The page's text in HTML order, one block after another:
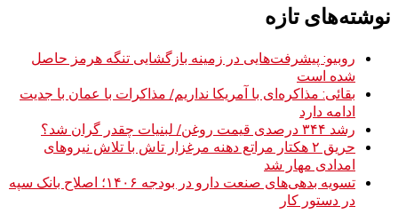
نوشته‌های تازه
روبیو: پیشرفت‌هایی در زمینه بازگشایی تنگه هرمز حاصل
شده است
بقائی: مذاکره‌ای با آمریکا نداریم/ مذاکرات با عمان با جدیت
ادامه دارد
رشد ۳۴۴ درصدی قیمت روغن/ لبنیات چقدر گران شد؟
حریق ۲ هکتار مراتع دهنه مرغزار تاش با تلاش نیروهای
امدادی مهار شد
تسویه بدهی‌های صنعت دارو در بودجه ۱۴۰۶؛ اصلاح بانک سپه
در دستور کار